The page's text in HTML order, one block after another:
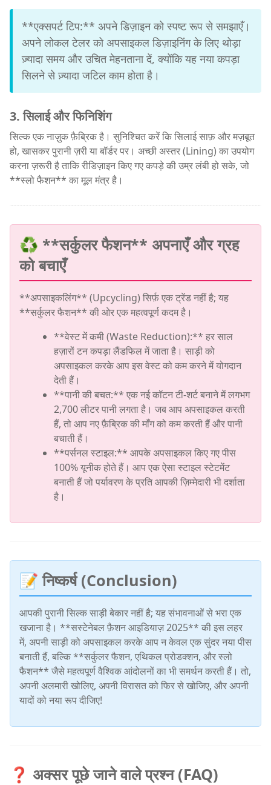
**एक्सपर्ट टिप:** अपने डिज़ाइन को स्पष्ट रूप से समझाएँ।
अपने लोकल टेलर को अपसाइकल डिज़ाइनिंग के लिए थोड़ा
ज़्यादा समय और उचित मेहनताना दें, क्योंकि यह नया कपड़ा
सिलने से ज़्यादा जटिल काम होता है।
3. सिलाई और फिनिशिंग
सिल्क एक नाज़ुक फ़ैब्रिक है। सुनिश्चित करें कि सिलाई साफ़ और मज़बूत
हो, खासकर पुरानी ज़री या बॉर्डर पर। अच्छी अस्तर (Lining) का उपयोग
करना ज़रूरी है ताकि रीडिज़ाइन किए गए कपड़े की उम्र लंबी हो सके, जो
**स्लो फैशन** का मूल मंत्र है।
♻️ **सर्कुलर फैशन** अपनाएँ और ग्रह
को बचाएँ
**अपसाइकलिंग** (Upcycling) सिर्फ़ एक ट्रेंड नहीं है; यह
**सर्कुलर फैशन** की ओर एक महत्वपूर्ण कदम है।
**वेस्ट में कमी (Waste Reduction):** हर साल
हज़ारों टन कपड़ा लैंडफिल में जाता है। साड़ी को
अपसाइकल करके आप इस वेस्ट को कम करने में योगदान
देती हैं।
**पानी की बचत:** एक नई कॉटन टी-शर्ट बनाने में लगभग
2,700 लीटर पानी लगता है। जब आप अपसाइकल करती
हैं, तो आप नए फ़ैब्रिक की माँग को कम करती हैं और पानी
बचाती हैं।
**पर्सनल स्टाइल:** आपके अपसाइकल किए गए पीस
100% यूनीक होते हैं। आप एक ऐसा स्टाइल स्टेटमेंट
बनाती हैं जो पर्यावरण के प्रति आपकी ज़िम्मेदारी भी दर्शाता
है।
📝 निष्कर्ष (Conclusion)
आपकी पुरानी सिल्क साड़ी बेकार नहीं है; यह संभावनाओं से भरा एक
खजाना है। **सस्टेनेबल फ़ैशन आइडियाज़ 2025** की इस लहर
में, अपनी साड़ी को अपसाइकल करके आप न केवल एक सुंदर नया पीस
बनाती हैं, बल्कि **सर्कुलर फैशन, एथिकल प्रोडक्शन, और स्लो
फैशन** जैसे महत्वपूर्ण वैश्विक आंदोलनों का भी समर्थन करती हैं। तो,
अपनी अलमारी खोलिए, अपनी विरासत को फिर से खोजिए, और अपनी
यादों को नया रूप दीजिए!
❓ अक्सर पूछे जाने वाले प्रश्न (FAQ)